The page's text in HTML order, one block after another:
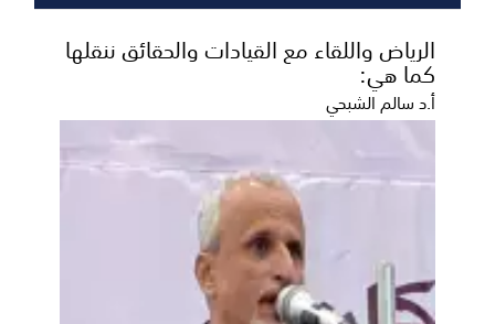
الرياض واللقاء مع القيادات والحقائق ننقلها
كما هي:
أ.د سالم الشبحي